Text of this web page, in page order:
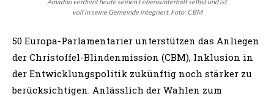
Amadou verdient heute seinen Lebensunterhalt selbst und ist
voll in seine Gemeinde integriert. Foto: CBM
50 Europa-Parlamentarier unterstützen das Anliegen
der Christoffel-Blindenmission (CBM), Inklusion in
der Entwicklungspolitik zukünftig noch stärker zu
berücksichtigen. Anlässlich der Wahlen zum